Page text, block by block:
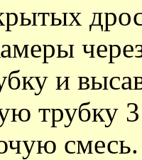
и
трубку
смесь.